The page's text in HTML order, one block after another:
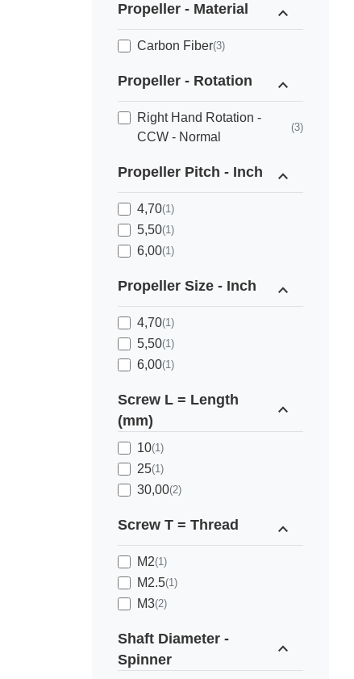
Propeller - Material expand_less
Carbon Fiber(3)
Propeller - Rotation expand_less
Right Hand Rotation -
CCW - Normal
(3)
Propeller Pitch - Inch expand_less
4,70(1)
5,50(1)
6,00(1)
Propeller Size - Inch expand_less
4,70(1)
5,50(1)
6,00(1)
Screw L = Length
(mm)
expand_less
10(1)
25(1)
30,00(2)
Screw T = Thread expand_less
M2(1)
M2.5(1)
M3(2)
Shaft Diameter -
Spinner
expand_less